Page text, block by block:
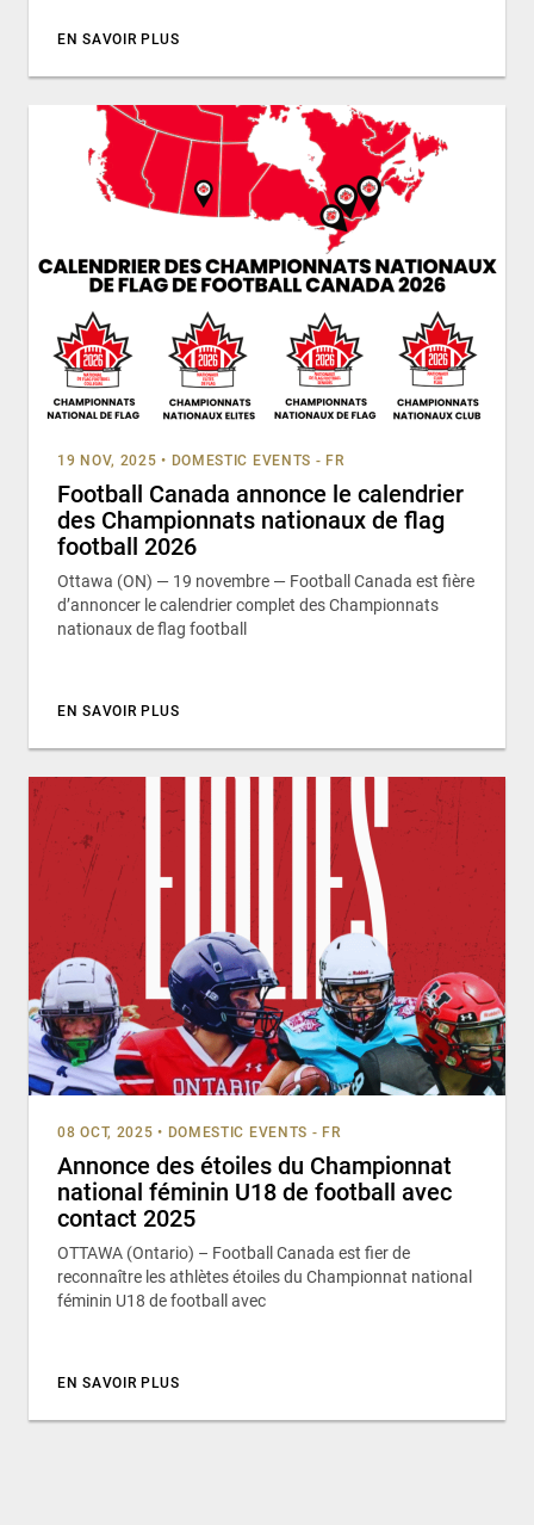
EN SAVOIR PLUS
19 NOV, 2025 • DOMESTIC EVENTS - FR
Football Canada annonce le calendrier
des Championnats nationaux de flag
football 2026
Ottawa (ON) — 19 novembre — Football Canada est fière
d’annoncer le calendrier complet des Championnats
nationaux de flag football
EN SAVOIR PLUS
08 OCT, 2025 • DOMESTIC EVENTS - FR
Annonce des étoiles du Championnat
national féminin U18 de football avec
contact 2025
OTTAWA (Ontario) – Football Canada est fier de
reconnaître les athlètes étoiles du Championnat national
féminin U18 de football avec
EN SAVOIR PLUS